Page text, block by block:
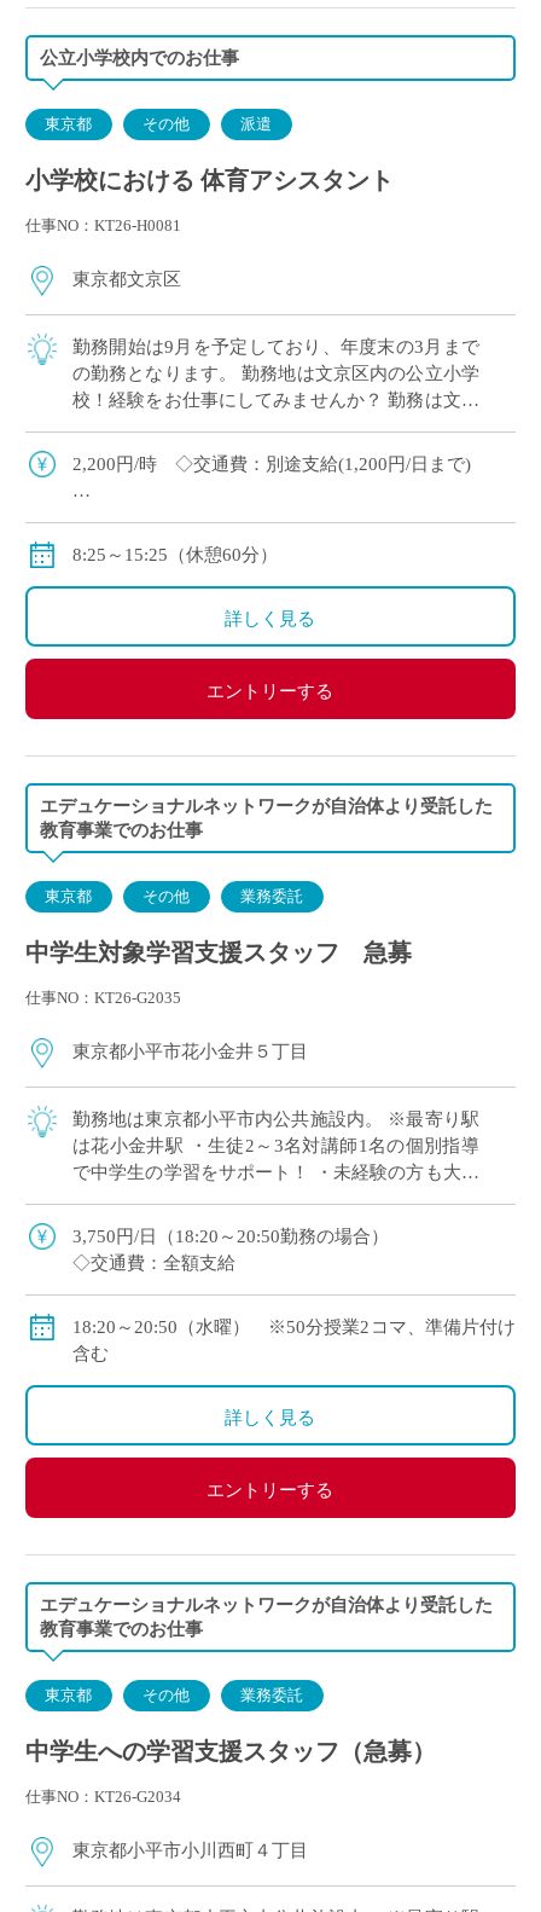
公立小学校内でのお仕事
東京都 その他 派遣
小学校における 体育アシスタント
仕事NO：KT26-H0081
東京都文京区
勤務開始は9月を予定しており、年度末の3月まで
の勤務となります。 勤務地は文京区内の公立小学
校！経験をお仕事にしてみませんか？ 勤務は文京
く予定です。 ・週1日の学校を5校担当 […]
2,200円/時 ◇交通費：別途支給(1,200円/日まで)
例- 2,200円×6時間×5日/週×4週間＝264,000円
8:25～15:25（休憩60分）
詳しく見る
エントリーする
エデュケーショナルネットワークが自治体より受託した
教育事業でのお仕事
東京都 その他 業務委託
中学生対象学習支援スタッフ 急募
仕事NO：KT26-G2035
東京都小平市花小金井５丁目
勤務地は東京都小平市内公共施設内。 ※最寄り駅
は花小金井駅 ・生徒2～3名対講師1名の個別指導
で中学生の学習をサポート！ ・未経験の方も大歓
3,750円/日（18:20～20:50勤務の場合）
◇交通費：全額支給
18:20～20:50（水曜） ※50分授業2コマ、準備片付け
含む
詳しく見る
エントリーする
エデュケーショナルネットワークが自治体より受託した
教育事業でのお仕事
東京都 その他 業務委託
中学生への学習支援スタッフ（急募）
仕事NO：KT26-G2034
東京都小平市小川西町４丁目